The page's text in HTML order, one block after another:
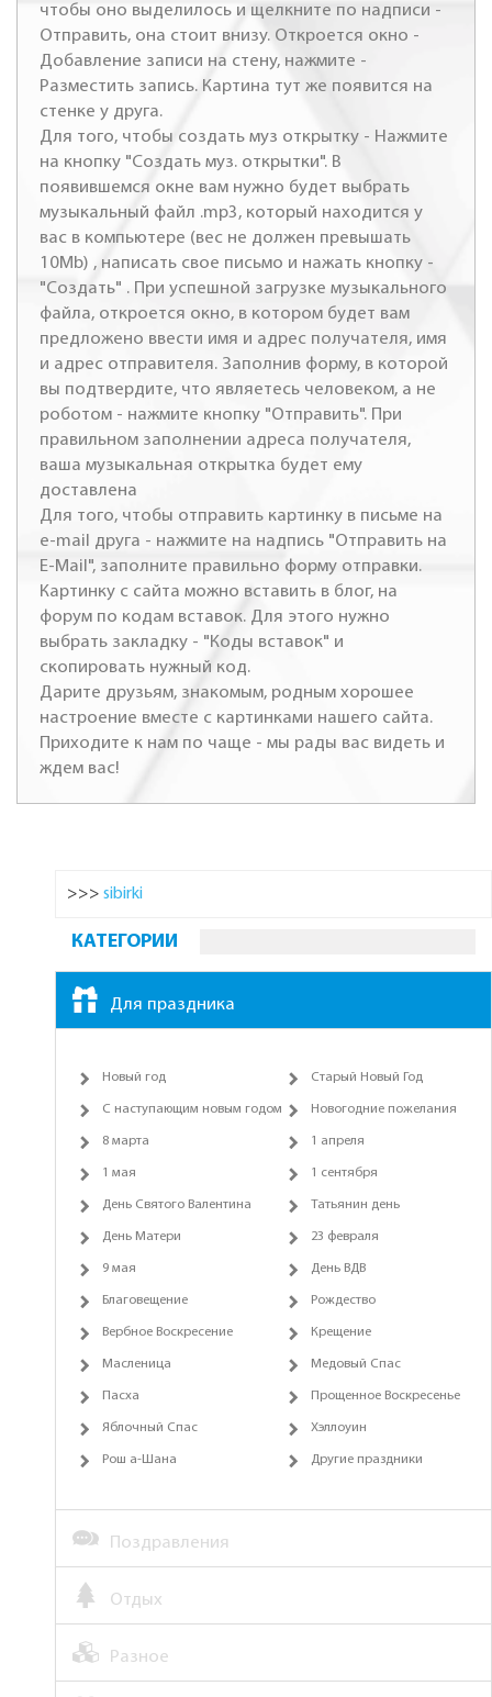
чтобы оно выделилось и щелкните по надписи -
Отправить, она стоит внизу. Откроется окно -
Добавление записи на стену, нажмите -
Разместить запись. Картина тут же появится на
стенке у друга.
Для того, чтобы создать муз открытку - Нажмите
на кнопку "Создать муз. открытки". В
появившемся окне вам нужно будет выбрать
музыкальный файл .mp3, который находится у
вас в компьютере (вес не должен превышать
10Mb) , написать свое письмо и нажать кнопку -
"Создать" . При успешной загрузке музыкального
файла, откроется окно, в котором будет вам
предложено ввести имя и адрес получателя, имя
и адрес отправителя. Заполнив форму, в которой
вы подтвердите, что являетесь человеком, а не
роботом - нажмите кнопку "Отправить". При
правильном заполнении адреса получателя,
ваша музыкальная открытка будет ему
доставлена
Для того, чтобы отправить картинку в письме на
e-mail друга - нажмите на надпись "Отправить на
E-Mail", заполните правильно форму отправки.
Картинку с сайта можно вставить в блог, на
форум по кодам вставок. Для этого нужно
выбрать закладку - "Коды вставок" и
скопировать нужный код.
Дарите друзьям, знакомым, родным хорошее
настроение вместе с картинками нашего сайта.
Приходите к нам по чаще - мы рады вас видеть и
ждем вас!
>>> sibirki
КАТЕГОРИИ
Для праздника
Новый год Старый Новый Год
С наступающим новым годом Новогодние пожелания
8 марта 1 апреля
1 мая 1 сентября
День Святого Валентина Татьянин день
День Матери 23 февраля
9 мая День ВДВ
Благовещение Рождество
Вербное Воскресение Крещение
Масленица Медовый Спас
Пасха Прощенное Воскресенье
Яблочный Спас Хэллоуин
Рош а-Шана Другие праздники
Поздравления
Отдых
Разное